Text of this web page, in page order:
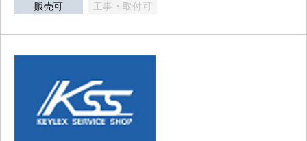
販売可 工事・取付可